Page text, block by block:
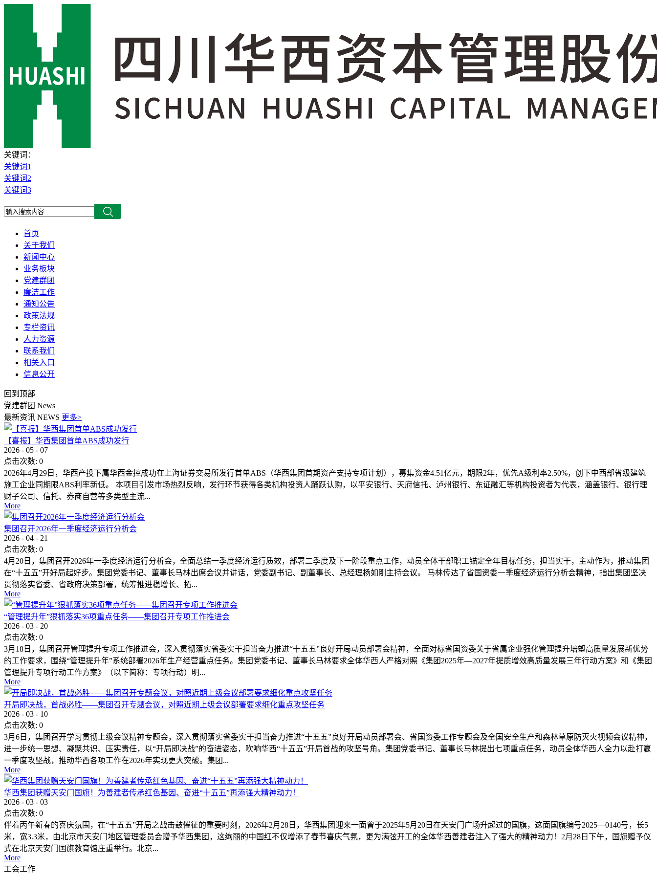
关键词：
关键词1
关键词2
关键词3
首页
关于我们
新闻中心
业务板块
党建群团
廉洁工作
通知公告
政策法规
专栏资讯
人力资源
联系我们
相关入口
信息公开
回到顶部
党建群团 News
最新资讯 NEWS 更多>
【喜报】华西集团首单ABS成功发行
2026 - 05 - 07
点击次数: 0
2026年4月29日，华西产投下属华西金控成功在上海证券交易所发行首单ABS（华西集团首期资产支持专项计划），募集资金4.51亿元，期限2年，优先A级利率2.50%，创下中西部省级建筑
施工企业同期限ABS利率新低。 本项目引发市场热烈反响，发行环节获得各类机构投资人踊跃认购，以平安银行、天府信托、泸州银行、东证融汇等机构投资者为代表，涵盖银行、银行理
财子公司、信托、券商自营等多类型主流...
More
集团召开2026年一季度经济运行分析会
2026 - 04 - 21
点击次数: 0
4月20日，集团召开2026年一季度经济运行分析会，全面总结一季度经济运行质效，部署二季度及下一阶段重点工作，动员全体干部职工锚定全年目标任务，担当实干，主动作为，推动集团
在“十五五”开好局起好步。集团党委书记、董事长马林出席会议并讲话，党委副书记、副董事长、总经理杨如刚主持会议。 马林传达了省国资委一季度经济运行分析会精神，指出集团坚决
贯彻落实省委、省政府决策部署，统筹推进稳增长、拓...
More
“管理提升年”狠抓落实36项重点任务——集团召开专项工作推进会
2026 - 03 - 20
点击次数: 0
3月18日，集团召开管理提升专项工作推进会，深入贯彻落实省委实干担当奋力推进“十五五”良好开局动员部署会精神，全面对标省国资委关于省属企业强化管理提升培塑高质量发展新优势
的工作要求，围绕“管理提升年”系统部署2026年生产经营重点任务。集团党委书记、董事长马林要求全体华西人严格对照《集团2025年—2027年提质增效高质量发展三年行动方案》和《集团
管理提升专项行动工作方案》（以下简称：专项行动）明...
More
开局即决战，首战必胜——集团召开专题会议，对照近期上级会议部署要求细化重点攻坚任务
2026 - 03 - 10
点击次数: 0
3月6日，集团召开学习贯彻上级会议精神专题会，深入贯彻落实省委实干担当奋力推进“十五五”良好开局动员部署会、省国资委工作专题会及全国安全生产和森林草原防灭火视频会议精神，
进一步统一思想、凝聚共识、压实责任，以“开局即决战”的奋进姿态，吹响华西“十五五”开局首战的攻坚号角。集团党委书记、董事长马林提出七项重点任务，动员全体华西人全力以赴打赢
一季度攻坚战，推动华西各项工作在2026年实现更大突破。集团...
More
华西集团获赠天安门国旗！为善建者传承红色基因、奋进“十五五”再添强大精神动力！
2026 - 03 - 03
点击次数: 0
伴着丙午新春的喜庆氛围，在“十五五”开局之战击鼓催征的重要时刻，2026年2月28日，华西集团迎来一面曾于2025年5月20日在天安门广场升起过的国旗，这面国旗编号2025—0140号，长5
米，宽3.3米，由北京市天安门地区管理委员会赠予华西集团，这绚丽的中国红不仅增添了春节喜庆气氛，更为满弦开工的全体华西善建者注入了强大的精神动力！2月28日下午，国旗赠予仪
式在北京天安门国旗教育馆庄重举行。北京...
More
工会工作